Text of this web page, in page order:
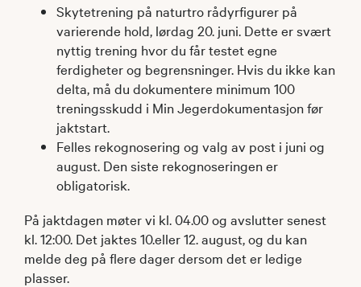
Skytetrening på naturtro rådyrfigurer på
varierende hold, lørdag 20. juni. Dette er svært
nyttig trening hvor du får testet egne
ferdigheter og begrensninger. Hvis du ikke kan
delta, må du dokumentere minimum 100
treningsskudd i Min Jegerdokumentasjon før
jaktstart.
Felles rekognosering og valg av post i juni og
august. Den siste rekognoseringen er
obligatorisk.
På jaktdagen møter vi kl. 04.00 og avslutter senest
kl. 12:00. Det jaktes 10.eller 12. august, og du kan
melde deg på flere dager dersom det er ledige
plasser.